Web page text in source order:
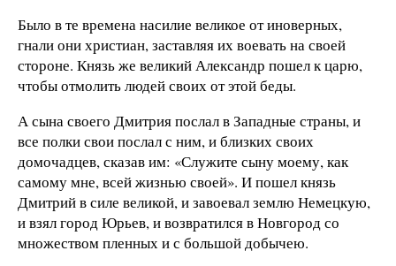
Было в те времена насилие великое от иноверных,
гнали они христиан, заставляя их воевать на своей
стороне. Князь же великий Александр пошел к царю,
чтобы отмолить людей своих от этой беды.
А сына своего Дмитрия послал в Западные страны, и
все полки свои послал с ним, и близких своих
домочадцев, сказав им: «Служите сыну моему, как
самому мне, всей жизнью своей». И пошел князь
Дмитрий в силе великой, и завоевал землю Немецкую,
и взял город Юрьев, и возвратился в Новгород со
множеством пленных и с большой добычею.